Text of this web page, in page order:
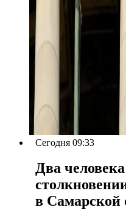
Сегодня 09:33
Два
в Самарской